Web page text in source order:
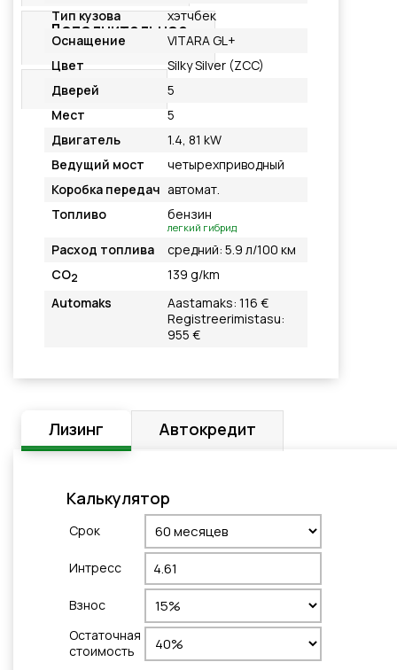
Дополнительное
оснащение
Подробнее
Тип кузова
хэтчбек
Оснащение
VITARA GL+
Цвет
Silky Silver (ZCC)
Дверей
5
Мест
5
Двигатель
1.4, 81 kW
Ведущий мост
четырехприводный
Коробка передач автомат.
Топливо
бензин
легкий гибрид
Расход топлива
средний: 5.9 л/100 км
CO2
139 g/km
Automaks
Aastamaks: 116 €
Registreerimistasu:
955 €
Лизинг Автокредит
Калькулятор
Cрок
Интресс
Взнос
Остаточная
стоимость